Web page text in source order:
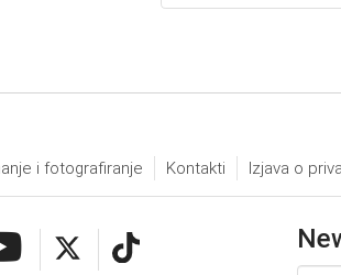
i fotografiranje Kontakti Izjava o